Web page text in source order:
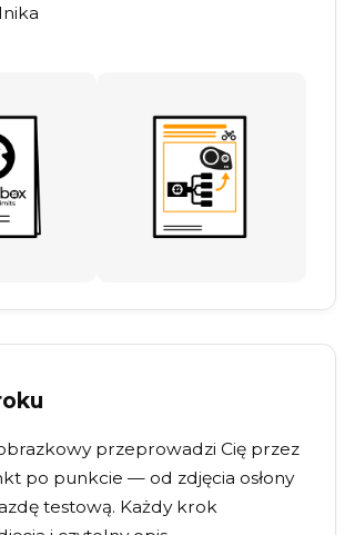
przeprowadzi Cię przez
po punkcie — od zdjęcia osłony
testową. Każdy krok